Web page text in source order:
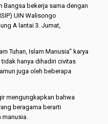
Bangsa bekerja sama dengan
UIN Walisongo
A lantai 3. Jumat,
Tuhan, Islam Manusia” karya
hanya dihadiri civitas
juga oleh beberapa
mengungkapkan bahwa
beragama berarti